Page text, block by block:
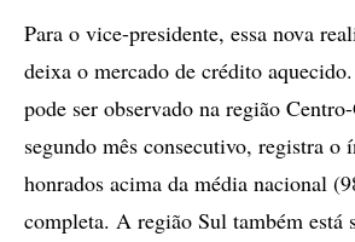
Para o vice-presidente, essa nova
deixa o mercado de crédito
pode ser observado na região
segundo mês consecutivo, registra o
honrados acima da média nacional
completa. A região Sul também está